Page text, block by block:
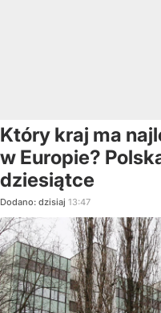
Który kraj ma
w Europie?
dziesiątce
Dodano: dzisiaj 13:47